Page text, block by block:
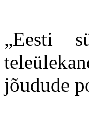
„Eesti
jõudude